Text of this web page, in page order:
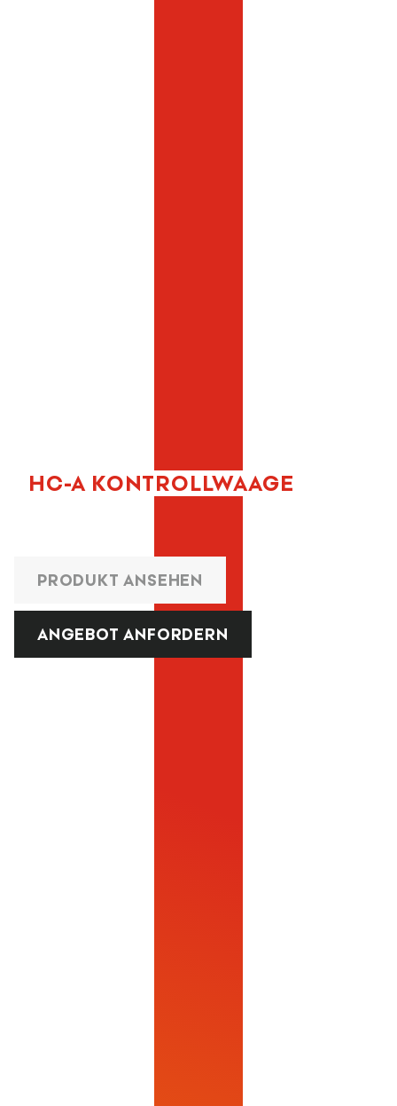
HC-A KONTROLLWAAGE
PRODUKT ANSEHEN
ANGEBOT ANFORDERN